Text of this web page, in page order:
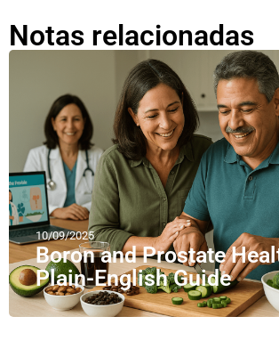
Notas relacionadas
10/09/2025
Boron and Prostate
Plain-English Guide